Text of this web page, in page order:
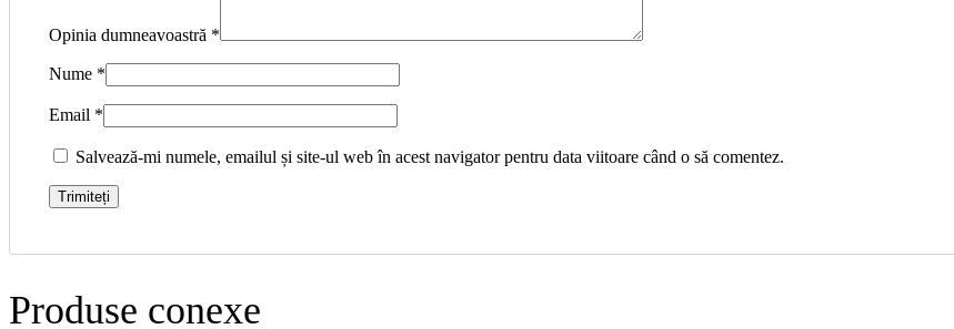
Opinia dumneavoastră *
Nume *
Email *
Salvează-mi numele, emailul și site-ul web în acest navigator pentru data viitoare când o să comentez.
Produse conexe